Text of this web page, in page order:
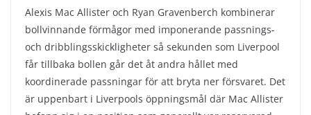
Alexis Mac Allister och Ryan Gravenberch kombinerar
bollvinnande förmågor med imponerande passnings-
och dribblingsskickligheter så sekunden som Liverpool
får tillbaka bollen går det åt andra hållet med
koordinerade passningar för att bryta ner försvaret. Det
är uppenbart i Liverpools öppningsmål där Mac Allister